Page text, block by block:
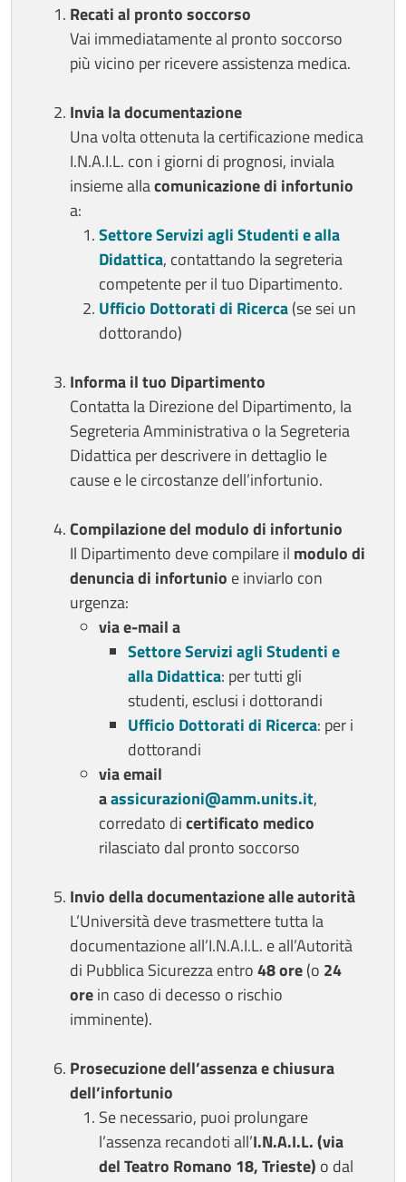
Recati al pronto soccorso
Vai immediatamente al pronto soccorso
più vicino per ricevere assistenza medica.
Invia la documentazione
Una volta ottenuta la certificazione medica
I.N.A.I.L. con i giorni di prognosi, inviala
insieme allacomunicazione di infortunio
a:
Settore Servizi agli Studenti e alla
Didattica, contattando la segreteria
competente per il tuo Dipartimento.
Ufficio Dottorati di Ricerca(se sei un
dottorando)
Informa il tuo Dipartimento
Contatta la Direzione del Dipartimento, la
Segreteria Amministrativa o la Segreteria
Didattica per descrivere in dettaglio le
cause e le circostanze dell’infortunio.
Compilazione del modulo di infortunio
Il Dipartimento deve compilare il modulo di
denuncia di infortunio e inviarlo con
urgenza:
via e-mail a
Settore Servizi agli Studenti e
alla Didattica: per tutti gli
studenti, esclusi i dottorandi
Ufficio Dottorati di Ricerca: per i
dottorandi
via email
aassicurazioni@amm.units.it,
corredato dicertificato medico
rilasciato dal pronto soccorso
Invio della documentazione alle autorità
L’Università deve trasmettere tutta la
documentazione all’I.N.A.I.L. e all’Autorità
di Pubblica Sicurezza entro48 ore(o 24
orein caso di decesso o rischio
imminente).
Prosecuzione dell’assenza e chiusura
dell’infortunio
Se necessario, puoi prolungare
l’assenza recandoti all’I.N.A.I.L. (via
del Teatro Romano 18, Trieste) o dal